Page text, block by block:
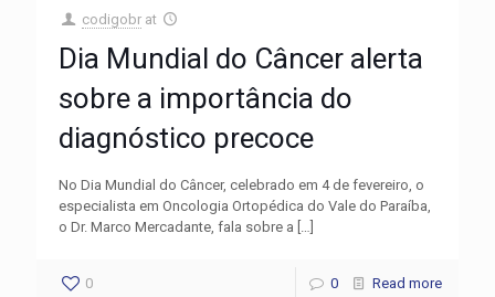
codigobr at
Dia Mundial do Câncer alerta
sobre a importância do
diagnóstico precoce
No Dia Mundial do Câncer, celebrado em 4 de fevereiro, o
especialista em Oncologia Ortopédica do Vale do Paraíba,
o Dr. Marco Mercadante, fala sobre a
0 0 Read more